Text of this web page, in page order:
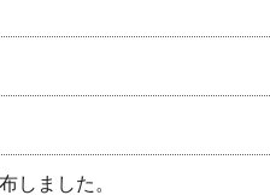
しました。